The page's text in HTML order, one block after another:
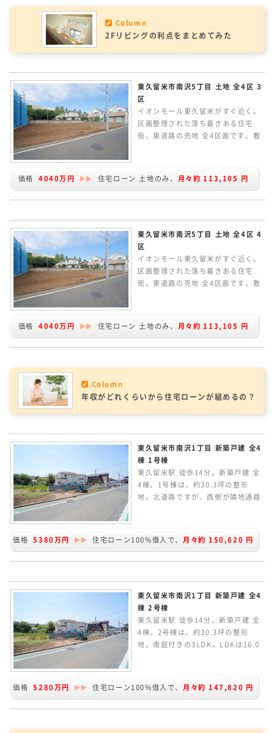
Column
2Fリビングの利点をまとめてみた
東久留米市南沢5丁目 土地 全4区 3
区
イオンモール東久留米がすぐ近く。
区画整理された落ち着きある住宅
街。東道路の売地 全4区画です。敷
していただけます。建物プランの作
成など、お気軽にお問い合わせくだ
価格 4040万円 住宅ローン 土地のみ、 月々約 113,105 円
東久留米市南沢5丁目 土地 全4区 4
区
イオンモール東久留米がすぐ近く。
区画整理された落ち着きある住宅
街。東道路の売地 全4区画です。敷
していただけます。建物プランの作
成など、お気軽にお問い合わせくだ
価格 4040万円 住宅ローン 土地のみ、 月々約 113,105 円
Column
年収がどれくらいから住宅ローンが組めるの？
東久留米市南沢1丁目 新築戸建 全4
棟 1号棟
東久留米駅 徒歩14分。新築戸建 全
4棟。1号棟は、約30.3坪の整形
地。北道路ですが、西側が隣地通路
つながりを感じられるリビングイン
階段の間取り。折上天井やポップア
価格 5380万円 住宅ローン100%借入で、 月々約 150,620 円
東久留米市南沢1丁目 新築戸建 全4
棟 2号棟
東久留米駅 徒歩14分。新築戸建 全
4棟。2号棟は、約30.3坪の整形
地。南庭付きの3LDK。LDKは16.0
井やポップアップ天井でデザイン性
のあるLDK空間です。上り下りのし
価格 5280万円 住宅ローン100%借入で、 月々約 147,820 円